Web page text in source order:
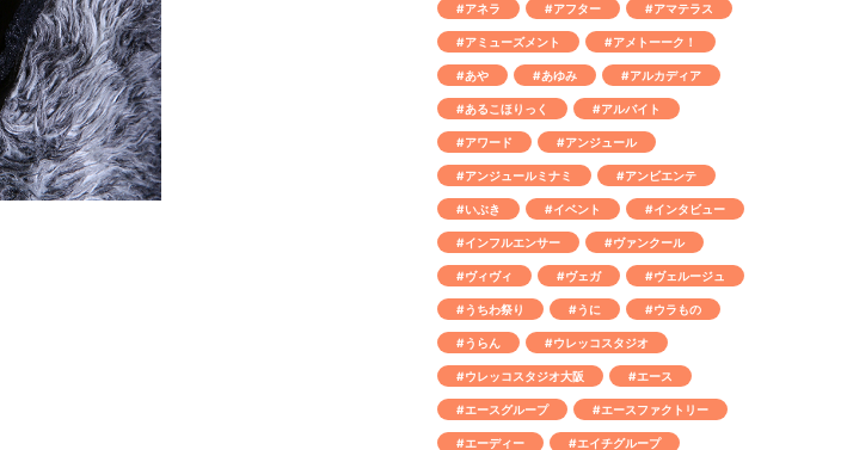
#アネラ #アフター #アマテラス
#アミューズメント #アメトーーク！
#あや #あゆみ #アルカディア
#あるこほりっく #アルバイト
#アワード #アンジュール
#アンジュールミナミ #アンビエンテ
#いぶき #イベント #インタビュー
#インフルエンサー #ヴァンクール
#ヴィヴィ #ヴェガ #ヴェルージュ
#うちわ祭り #うに #ウラもの
#うらん #ウレッコスタジオ
#ウレッコスタジオ大阪 #エース
#エースグループ #エースファクトリー
#エーディー #エイチグループ